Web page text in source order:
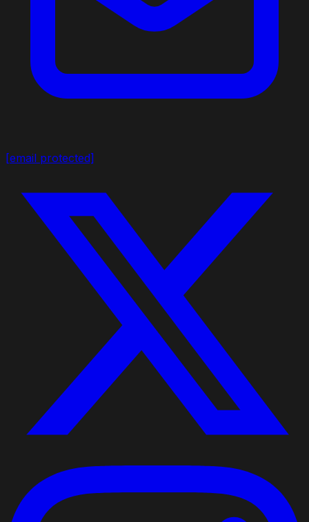
[email protected]